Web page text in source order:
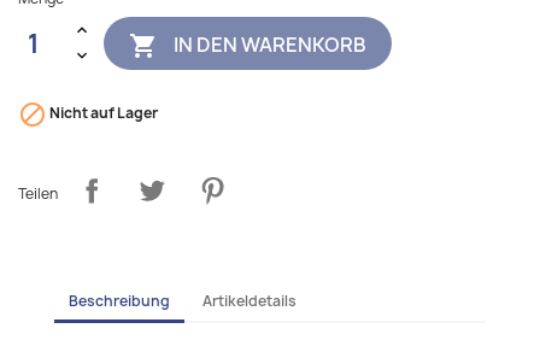
 IN DEN WARENKORB
 Nicht auf Lager
Teilen
Beschreibung Artikeldetails